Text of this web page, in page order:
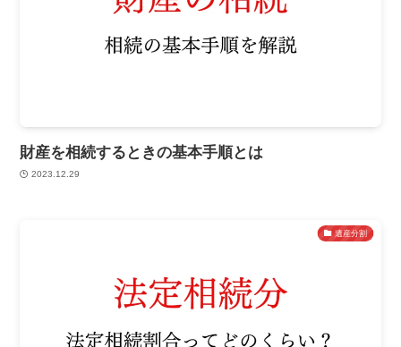
財産を相続するときの基本手順とは
2023.12.29
遺産分割